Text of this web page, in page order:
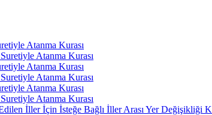
Atanma Kurası
Atanma Kurası
Atanma Kurası
Atanma Kurası
Atanma Kurası
Atanma Kurası
İller İçin İsteğe Bağlı İller Arası Yer Değişikliği